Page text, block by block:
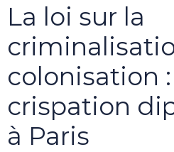
La loi sur la
colonisation
crispation
à Paris